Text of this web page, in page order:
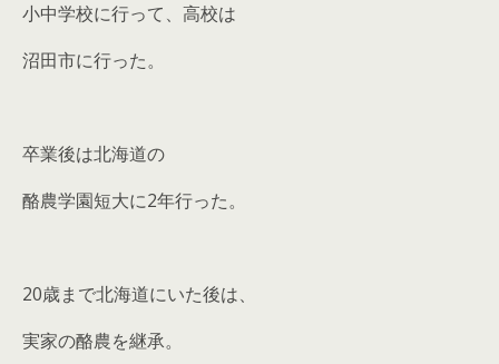
小中学校に行って、高校は
沼田市に行った。
卒業後は北海道の
酪農学園短大に2年行った。
20歳まで北海道にいた後は、
実家の酪農を継承。